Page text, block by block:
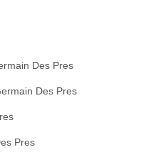
Des Pres
Des Pres
Pres